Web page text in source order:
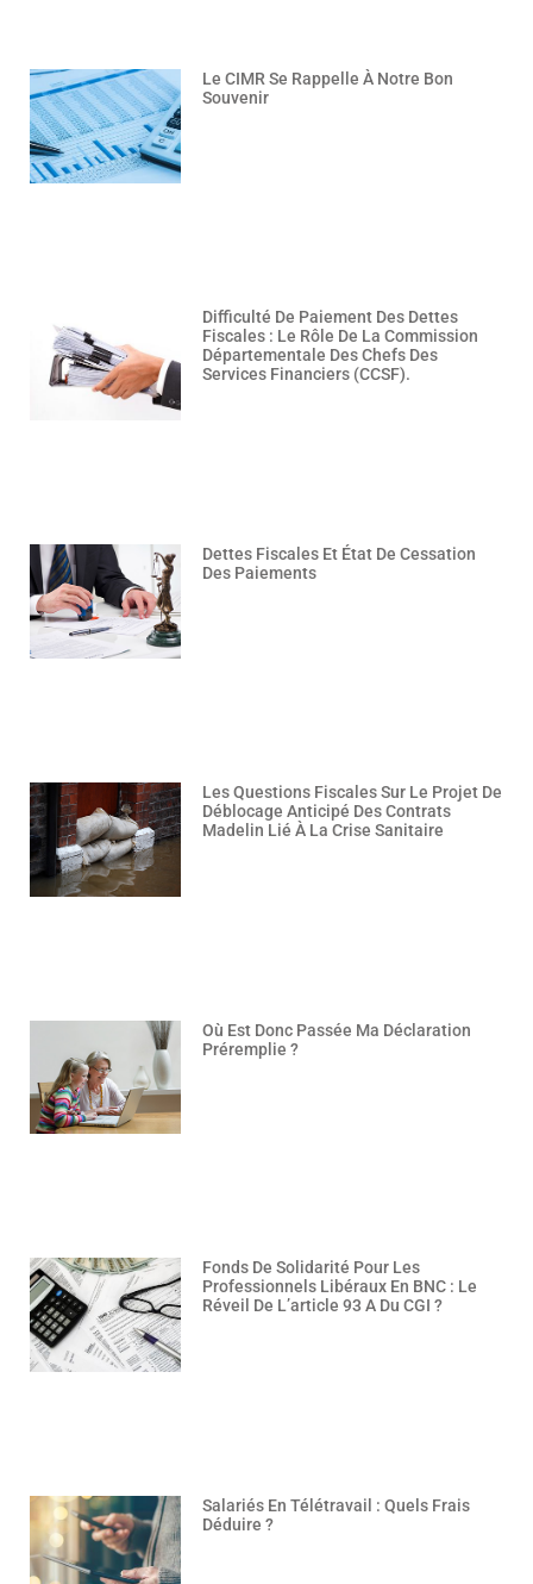
Le CIMR Se Rappelle À Notre Bon
Souvenir
Difficulté De Paiement Des Dettes
Fiscales : Le Rôle De La Commission
Départementale Des Chefs Des
Services Financiers (CCSF).
Dettes Fiscales Et État De Cessation
Des Paiements
Les Questions Fiscales Sur Le Projet De
Déblocage Anticipé Des Contrats
Madelin Lié À La Crise Sanitaire
Où Est Donc Passée Ma Déclaration
Préremplie ?
Fonds De Solidarité Pour Les
Professionnels Libéraux En BNC : Le
Réveil De L’article 93 A Du CGI ?
Salariés En Télétravail : Quels Frais
Déduire ?